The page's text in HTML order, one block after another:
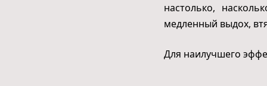
настолько,
медленный выдох,
Для наилучшего